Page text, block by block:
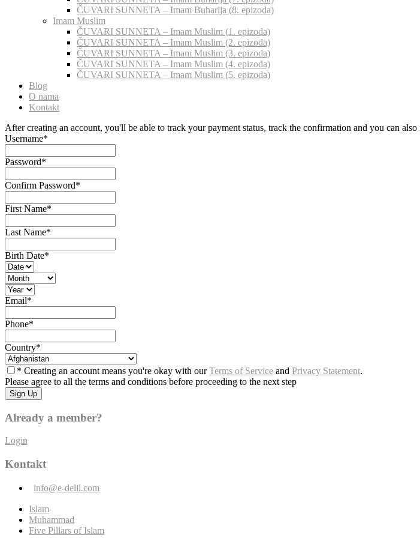
ČUVARI SUNNETA – Imam Buharija (8. epizoda)
Imam Muslim
ČUVARI SUNNETA – Imam Muslim (1. epizoda)
ČUVARI SUNNETA – Imam Muslim (2. epizoda)
ČUVARI SUNNETA – Imam Muslim (3. epizoda)
ČUVARI SUNNETA – Imam Muslim (4. epizoda)
ČUVARI SUNNETA – Imam Muslim (5. epizoda)
Blog
O nama
Kontakt
After creating an account, you'll be able to track your payment status, track the confirmation and you can
Username*
Password*
Confirm Password*
First Name*
Last Name*
Birth Date*
Email*
Phone*
Country*
* Creating an account means you're okay with ourTerms of Service and Privacy Statement.
Please agree to all the terms and conditions before proceeding to the next step
Already a member?
Login
Kontakt
info@e-delil.com
Islam
Muhammad
Five Pillars of Islam